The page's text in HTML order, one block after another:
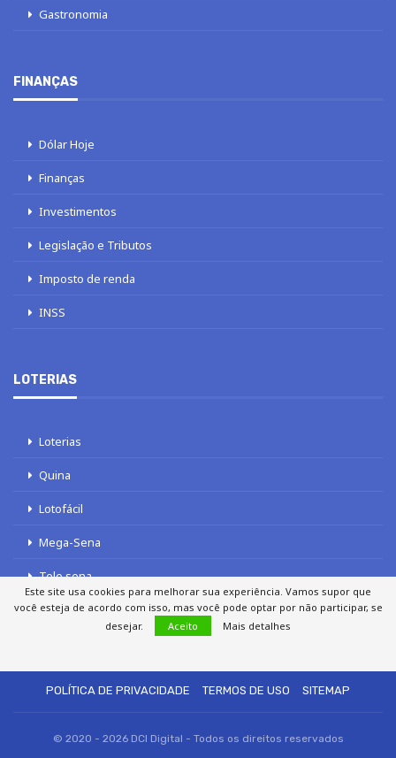
Gastronomia
FINANÇAS
Dólar Hoje
Finanças
Investimentos
Legislação e Tributos
Imposto de renda
INSS
LOTERIAS
Loterias
Quina
Lotofácil
Mega-Sena
Tele sena
POLÍTICA DE PRIVACIDADE
TERMOS DE USO SITEMAP
© 2020 - 2026 DCI Digital - Todos os direitos reservados
Este site usa cookies para melhorar sua experiência. Vamos supor que
você esteja de acordo com isso, mas você pode optar por não participar, se
desejar.
Aceito Mais detalhes